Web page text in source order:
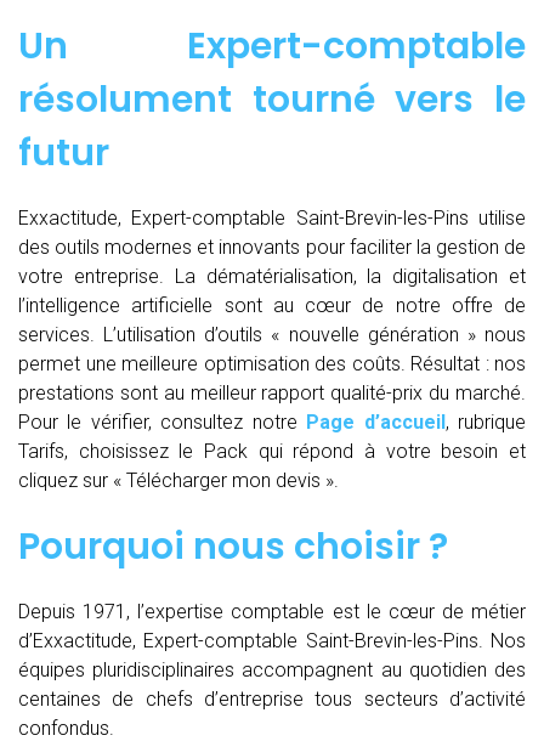
Un Expert-comptable
résolument tourné vers le
futur
Exxactitude, Expert-comptable Saint-Brevin-les-Pins utilise
des outils modernes et innovants pour faciliter la gestion de
votre entreprise. La dématérialisation, la digitalisation et
l’intelligence artificielle sont au cœur de notre offre de
services. L’utilisation d’outils « nouvelle génération » nous
permet une meilleure optimisation des coûts. Résultat : nos
prestations sont au meilleur rapport qualité-prix du marché.
Pour le vérifier, consultez notre Page d’accueil, rubrique
Tarifs, choisissez le Pack qui répond à votre besoin et
cliquez sur « Télécharger mon devis ».
Pourquoi nous choisir ?
Depuis 1971, l’expertise comptable est le cœur de métier
d’Exxactitude, Expert-comptable Saint-Brevin-les-Pins. Nos
équipes pluridisciplinaires accompagnent au quotidien des
centaines de chefs d’entreprise tous secteurs d’activité
confondus.